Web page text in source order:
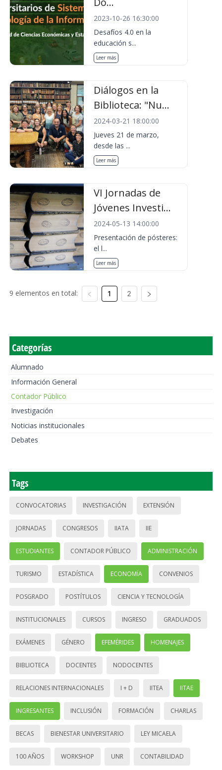
2023-10-26 16:30:00
Desafíos 4.0 en la
educación s...
Leer más
Diálogos en la
Biblioteca: "Nu...
2024-03-21 18:00:00
Jueves 21 de marzo,
desde las ...
Leer más
VI Jornadas de
Jóvenes Investi...
2024-05-13 14:00:00
Presentación de pósteres:
el l...
Leer más
9 elementos en total: 1 2
Categorías
Alumnado
Información General
Contador Público
Investigación
Noticias institucionales
Debates
Tags
CONVOCATORIAS INVESTIGACIÓN EXTENSIÓN
JORNADAS CONGRESOS IIATA IIE
ESTUDIANTES CONTADOR PÚBLICO ADMINISTRACIÓN
TURISMO ESTADÍSTICA ECONOMÍA CONVENIOS
POSGRADO POSTÍTULOS CIENCIA Y TECNOLOGÍA
INSTITUCIONALES CURSOS INGRESO GRADUADOS
EXÁMENES GÉNERO EFEMÉRIDES HOMENAJES
BIBLIOTECA DOCENTES NODOCENTES
RELACIONES INTERNACIONALES I + D IITEA IITAE
INGRESANTES INCLUSIÓN FORMACIÓN CHARLAS
BECAS BIENESTAR UNIVERSITARIO LEY MICAELA
100 AÑOS WORKSHOP UNR CONTABILIDAD